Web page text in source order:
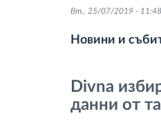
тахограф
Управление
Вт., 25/07/2019 - 11:48
Новини и
Divna
данни от